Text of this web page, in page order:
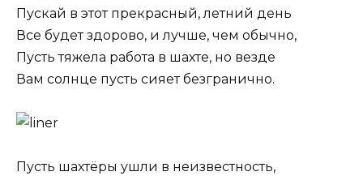
Пускай в этот прекрасный, летний день
Все будет здорово, и лучше, чем обычно,
Пусть тяжела работа в шахте, но везде
Вам солнце пусть сияет безгранично.
Пусть шахтёры ушли в неизвестность,